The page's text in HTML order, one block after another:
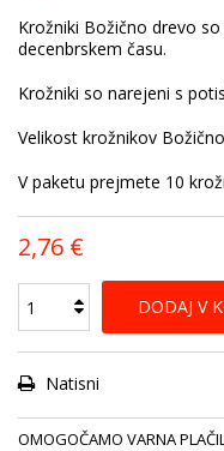
Krožniki Božično drevo
decenbrskem času.
Krožniki so narejeni s
Velikost krožnikov
V paketu prejmete 10
2,76 €
DODAJ V
Natisni
OMOGOČAMO VARNA